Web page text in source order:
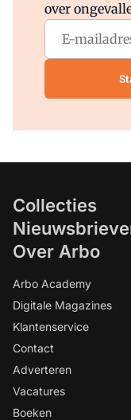
over
Collecties
Over Arbo
Arbo Academy
Digitale Magazines
Klantenservice
Contact
Adverteren
Vacatures
Boeken